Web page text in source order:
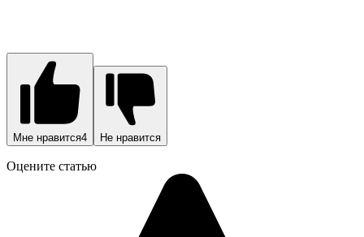
Мне нравится4 Не нравится
Оцените статью